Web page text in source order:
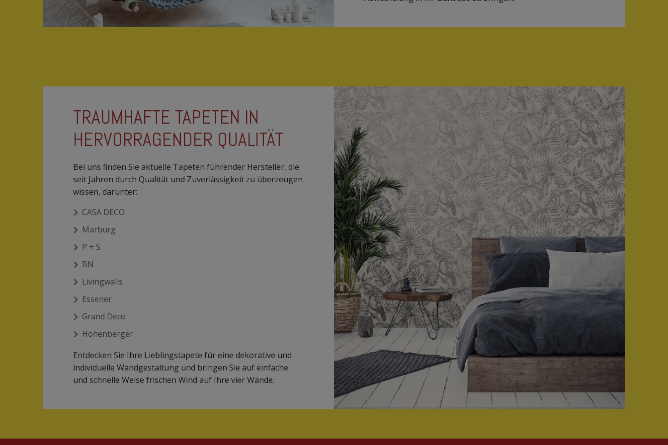
TRAUMHAFTE TAPETEN IN
HERVORRAGENDER QUALITÄT
Bei uns finden Sie aktuelle Tapeten führender Hersteller, die
seit Jahren durch Qualität und Zuverlässigkeit zu überzeugen
wissen, darunter:
CASA DECO
Marburg
P + S
BN
Livingwalls
Essener
Grand Deco
Hohenberger
Entdecken Sie Ihre Lieblingstapete für eine dekorative und
individuelle Wandgestaltung und bringen Sie auf einfache
und schnelle Weise frischen Wind auf Ihre vier Wände.